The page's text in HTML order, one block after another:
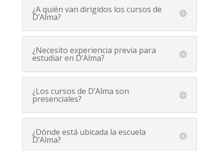
¿A quién van dirigidos los cursos de
D’Alma?
¿Necesito experiencia previa para
estudiar en D’Alma?
¿Los cursos de D’Alma son
presenciales?
¿Dónde está ubicada la escuela
D’Alma?